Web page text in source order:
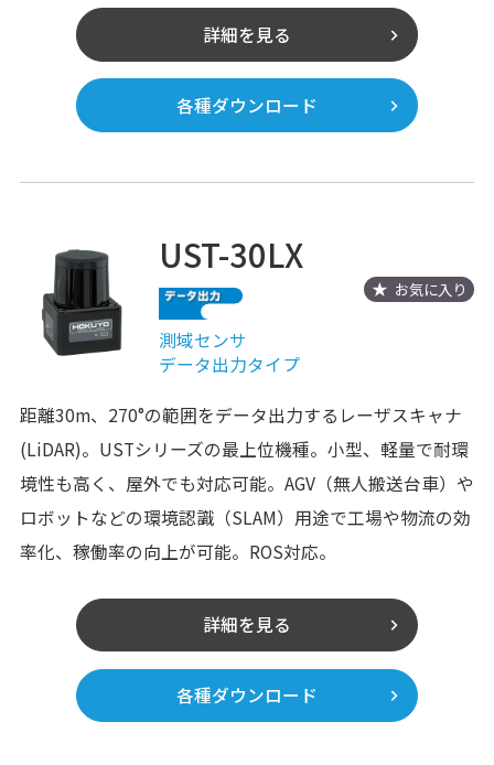
詳細を見る
各種ダウンロード
お気に入り
UST-30LX
測域センサ
データ出力タイプ
距離30m、270°の範囲をデータ出力するレーザスキャナ
(LiDAR)。USTシリーズの最上位機種。小型、軽量で耐環
境性も高く、屋外でも対応可能。AGV（無人搬送台車）や
ロボットなどの環境認識（SLAM）用途で工場や物流の効
率化、稼働率の向上が可能。ROS対応。
詳細を見る
各種ダウンロード